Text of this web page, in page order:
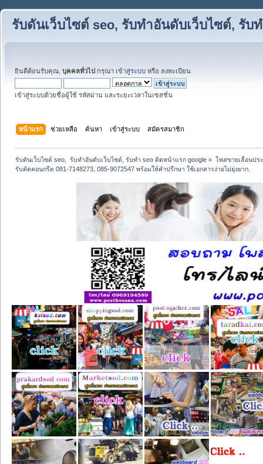
รับดันเว็บไซต์ seo, รับทำอันดับเว็บไซต์, รับ
ยินดีต้อนรับคุณ, บุคคลทั่วไป กรุณา เข้าสู่ระบบ หรือ ลงทะเบียน
เข้าสู่ระบบด้วยชื่อผู้ใช้ รหัสผ่าน และระยะเวลาในเซสชั่น
หน้าแรก ช่วยเหลือ ค้นหา เข้าสู่ระบบ สมัครสมาชิก
รับดันเว็บไซต์ seo,  รับทำอันดับเว็บไซต์, รับทำ seo ติดหน้าแรก google » โพสขายเลื่อนปร
รับตัดคอนกรีต 081-7148273, 085-9072547 พร้อมให้คำปรึกษา ใช้เอกสารง่ายไม่ยุ่งยาก.